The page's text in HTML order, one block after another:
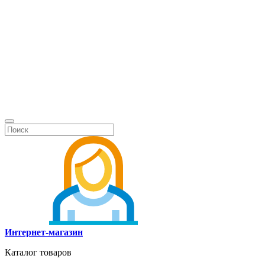
Интернет-магазин
Каталог товаров